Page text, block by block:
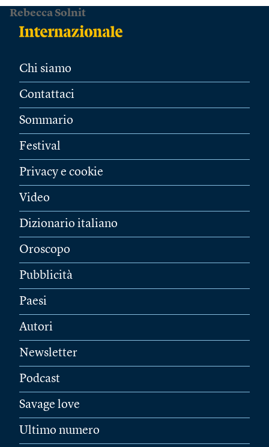
Rebecca Solnit
Chi siamo
Contattaci
Sommario
Festival
Privacy e cookie
Video
Dizionario italiano
Oroscopo
Pubblicità
Paesi
Autori
Newsletter
Podcast
Savage love
Ultimo numero